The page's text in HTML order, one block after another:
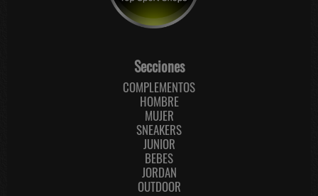
Secciones
COMPLEMENTOS
HOMBRE
MUJER
SNEAKERS
JUNIOR
BEBES
JORDAN
OUTDOOR